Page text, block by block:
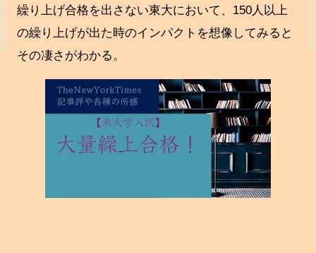
繰り上げ合格を出さない東大において、150人以上
の繰り上げが出た時のインパクトを想像してみると
その凄さがわかる。